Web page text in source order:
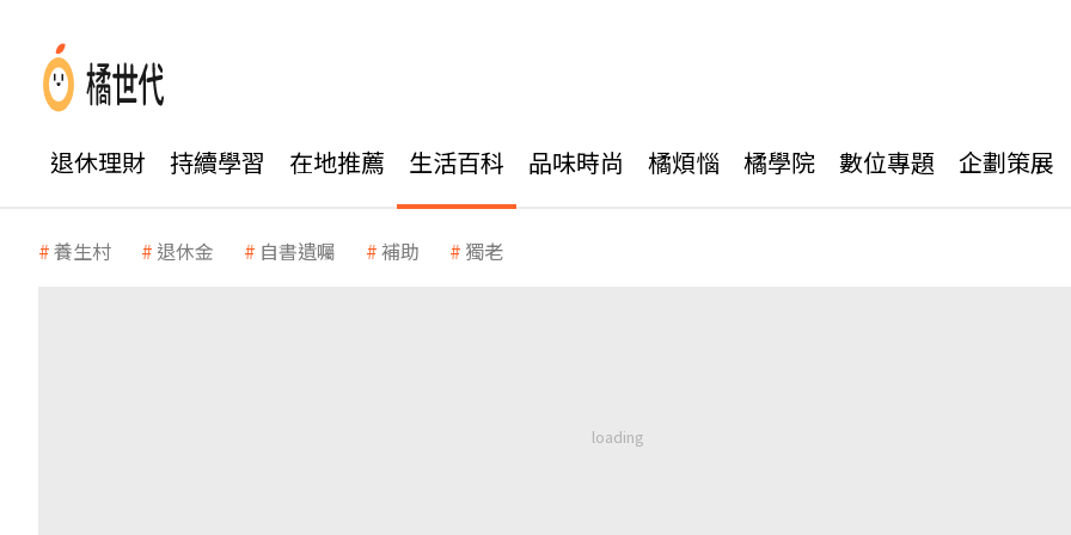
退休理財 持續學習 在地推薦 生活百科 品味時尚 橘煩惱 橘學院 數位專題 企劃策展
養生村 退休金 自書遺囑 補助 獨老